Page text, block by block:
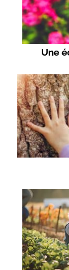
Une